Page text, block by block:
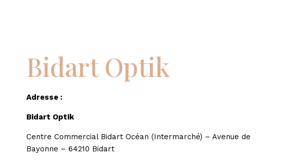
Bidart Optik
Adresse :
Bidart Optik
Centre Commercial Bidart Océan (Intermarché) – Avenue de
Bayonne – 64210 Bidart